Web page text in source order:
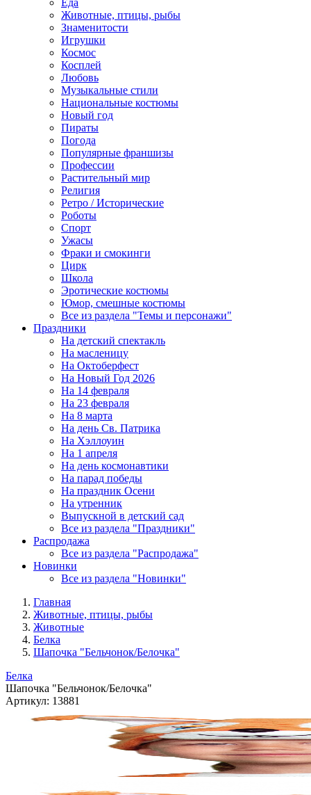
Еда
Животные, птицы, рыбы
Знаменитости
Игрушки
Космос
Косплей
Любовь
Музыкальные стили
Национальные костюмы
Новый год
Пираты
Погода
Популярные франшизы
Профессии
Растительный мир
Религия
Ретро / Исторические
Роботы
Спорт
Ужасы
Фраки и смокинги
Цирк
Школа
Эротические костюмы
Юмор, смешные костюмы
Все из раздела "Темы и персонажи"
Праздники
На детский спектакль
На масленицу
На Октоберфест
На Новый Год 2026
На 14 февраля
На 23 февраля
На 8 марта
На день Св. Патрика
На Хэллоуин
На 1 апреля
На день космонавтики
На парад победы
На праздник Осени
На утренник
Выпускной в детский сад
Все из раздела "Праздники"
Распродажа
Все из раздела "Распродажа"
Новинки
Все из раздела "Новинки"
Главная
Животные, птицы, рыбы
Животные
Белка
Шапочка "Бельчонок/Белочка"
Белка
Шапочка "Бельчонок/Белочка"
Артикул: 13881